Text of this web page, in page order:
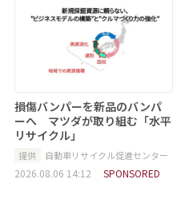
損傷バンパーを新品のバンパ
ーへ マツダが取り組む「水平
リサイクル」
提供 自動車リサイクル促進センター
2026.08.06 14:12 SPONSORED